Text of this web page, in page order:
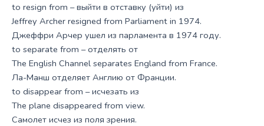
to resign from – выйти в отставку (уйти) из
Jeffrey Archer resigned from Parliament in 1974.
Джеффри Арчер ушел из парламента в 1974 году.
to separate from – отделять от
The English Channel separates England from France.
Ла-Манш отделяет Англию от Франции.
to disappear from – исчезать из
The plane disappeared from view.
Самолет исчез из поля зрения.